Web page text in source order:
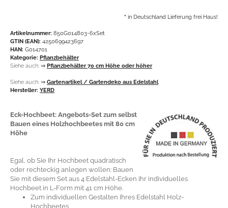
* in Deutschland Lieferung frei Haus!
Artikelnummer: 850G014803-6xSet
GTIN (EAN): 4250699423697
HAN: G014701
Kategorie: Pflanzbehälter
Siehe auch: ⇒ Pflanzbehälter 70 cm Höhe oder höher
Siehe auch: ⇒ Gartenartikel / Gartendeko aus Edelstahl
Hersteller: YERD
Eck-Hochbeet: Angebots-Set zum selbst
Bauen eines Holzhochbeetes mit 80 cm
Höhe
Egal, ob Sie Ihr Hochbeet quadratisch
oder rechteckig anlegen wollen: Bauen
Sie mit diesem Set aus 4 Edelstahl-Ecken Ihr individuelles
Hochbeet in L-Form mit 41 cm Höhe.
Zum individuellen Gestalten Ihres Edelstahl Holz-
Hochbeetes